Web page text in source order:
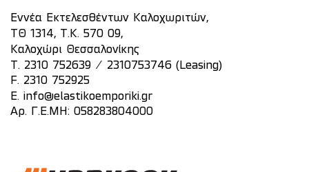
Εννέα Εκτελεσθέντων Καλοχωριτών,
ΤΘ 1314, Τ.Κ. 570 09,
Καλοχώρι Θεσσαλονίκης
T. 2310 752639 / 2310753746 (Leasing)
F. 2310 752925
E. info@elastikoemporiki.gr
Αρ. Γ.Ε.ΜΗ: 058283804000